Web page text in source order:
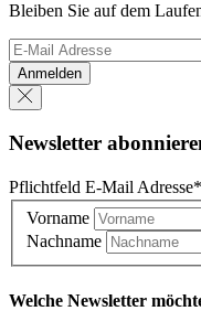
Bleiben Sie auf dem
Anmelden
Newsletter
Pflichtfeld E-Mail Adresse*
Vorname
Nachname
Welche Newsletter